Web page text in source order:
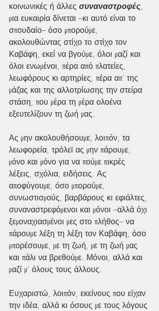
κοινωνικές ή άλλες συναναστροφές,
μια ευκαιρία δίνεται –κι αυτό είναι το
σπουδαίο– όσο μπορούμε,
ακολουθώντας στίχο το στίχο τον
Καβάφη, εκεί να βγούμε, όλοι μαζί και
όλοι ενωμένοι, πέρα από πλατείες,
λεωφόρους κι αρτηρίες, πέρα απ’ της
μάζας και της αλλοτρίωσης την στείρα
στάση, που μέρα τη μέρα ολοένα
εξευτελίζουν τη ζωή μας.
Ας μην ακολουθήσουμε, λοιπόν, τα
λεωφορεία, τρόλεϊ ας μην πάρουμε,
μόνο και μόνο για να πούμε πικρές
λέξεις, σχόλια, ειδήσεις. Ας
αποφύγουμε, όσο μπορούμε,
συνωστισμούς, βαρβάρους κι εφιάλτες,
συναναστρεφόμενοι και μόνοι –αλλά όχι
ξεμοναχιασμένοι μες στο πλήθος– να
πάρουμε λέξη τη λέξη τον Καβάφη, όσο
μπορέσουμε, με τη ζωή, με τη ζωή μας
και πάλι να βρεθούμε. Μόνοι, αλλά και
μαζί μ’ όλους τους άλλους.
Ευχαριστώ, λοιπόν, εκείνους που είχαν
την ιδέα, αλλά κι όσους με τους λόγους